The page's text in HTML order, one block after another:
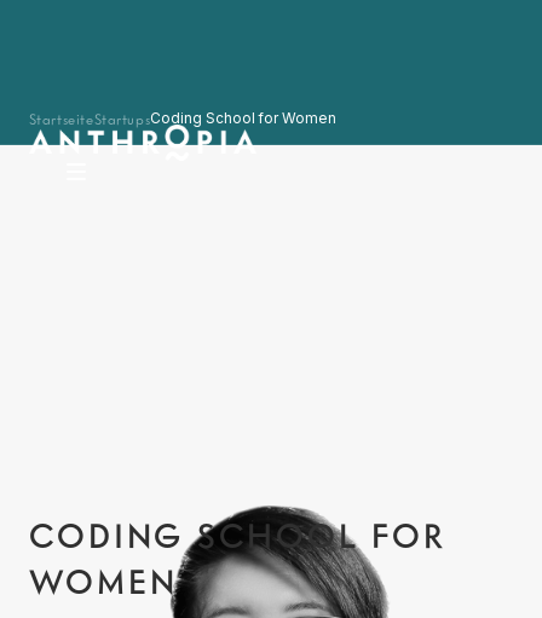
StartseiteStartupsCoding School for Women
CODING SCHOOL FOR
WOMEN